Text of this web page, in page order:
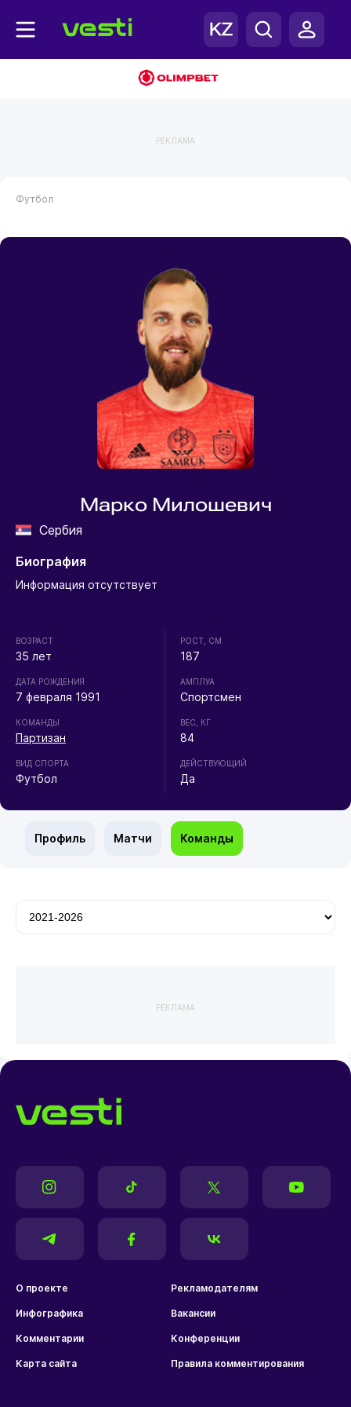
РЕКЛАМА
Футбол
Марко Милошевич
Сербия
Биография
Информация отсутствует
ВОЗРАСТ
35 лет
ДАТА РОЖДЕНИЯ
7 февраля 1991
КОМАНДЫ
Партизан
ВИД СПОРТА
Футбол
РОСТ, СМ
187
АМПЛУА
Спортсмен
ВЕС, КГ
84
ДЕЙСТВУЮЩИЙ
Да
Профиль Матчи Команды
РЕКЛАМА
О проекте Рекламодателям
Инфографика Вакансии
Комментарии Конференции
Карта сайта Правила комментирования